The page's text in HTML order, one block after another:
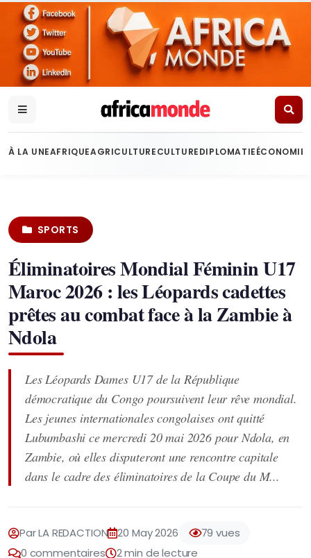
À LA UNEAFRIQUEAGRICULTURECULTUREDIPLOMATIEÉCONOMIE
SPORTS
Éliminatoires Mondial Féminin U17
Maroc 2026 : les Léopards cadettes
prêtes au combat face à la Zambie à
Ndola
Les Léopards Dames U17 de la République
démocratique du Congo poursuivent leur rêve mondial.
Les jeunes internationales congolaises ont quitté
Lubumbashi ce mercredi 20 mai 2026 pour Ndola, en
Zambie, où elles disputeront une rencontre capitale
dans le cadre des éliminatoires de la Coupe du M...
Par LA REDACTION 20 May 2026
79 vues
0 commentaires
2 min de lecture